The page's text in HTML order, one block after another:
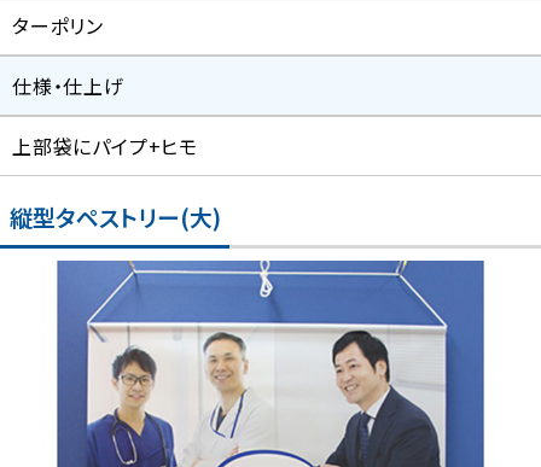
ターポリン
仕様・仕上げ
上部袋にパイプ+ヒモ
縦型タペストリー(大)